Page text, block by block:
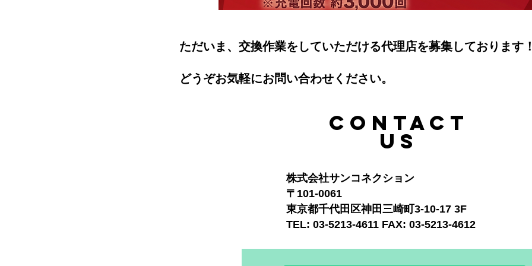
ただいま、交換作業をしていただける代理店を募集しております
どうぞお気軽にお問い合わせください。
CONTACT
US
​株式会社サンコネクション
〒101-0061
東京都千代田区神田三崎町3-10-17 3F
TEL: 03-5213-4611 FAX: 03-5213-4612